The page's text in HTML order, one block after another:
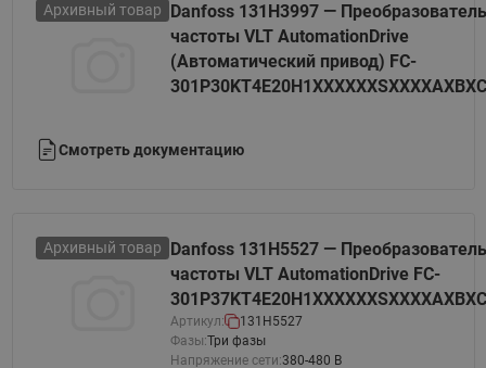
Архивный товар
Danfoss 131H3997 — Преобразователь
частоты VLT AutomationDrive
(Автоматический привод) FC-
Смотреть документацию
Архивный товар
Danfoss 131H5527 — Преобразователь
частоты VLT AutomationDrive FC-
Артикул:
131H5527
Фазы:Три фазы
Напряжение сети:380-480 В